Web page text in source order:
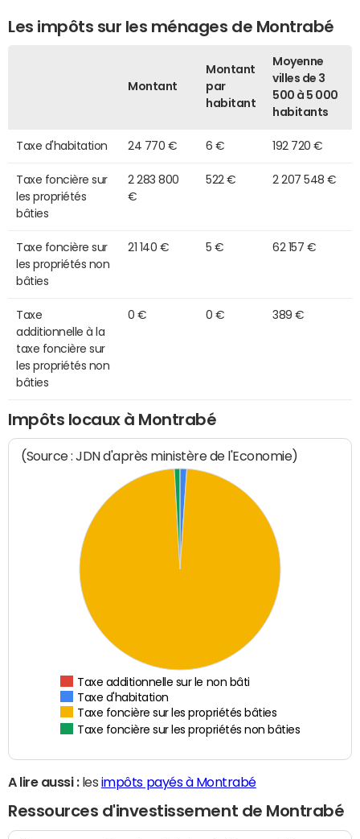
Les impôts sur les ménages de Montrabé
Montant
Montant
par
habitant
Moyenne
villes de 3
500 à 5 000
habitants
Taxe d'habitation 24 770 € 6 € 192 720 €
Taxe foncière sur
les propriétés
bâties
2 283 800
€
522 € 2 207 548 €
Taxe foncière sur
les propriétés non
bâties
21 140 € 5 € 62 157 €
Taxe
additionnelle à la
taxe foncière sur
les propriétés non
bâties
0 € 0 € 389 €
Impôts locaux à Montrabé
(Source : JDN d'après ministère de l'Economie)
Taxe additionnelle sur le non bâti
Taxe d'habitation
Taxe foncière sur les propriétés bâties
Taxe foncière sur les propriétés non bâties
A lire aussi :les impôts payés à Montrabé
Ressources d'investissement de Montrabé